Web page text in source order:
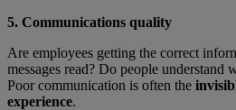
5. Communications quality
Are employees getting the correct
messages read? Do people understand
Poor communication is often the
experience.